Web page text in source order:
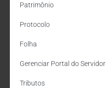
Patrimônio
Protocolo
Folha
Gerenciar Portal do Servidor
Tributos